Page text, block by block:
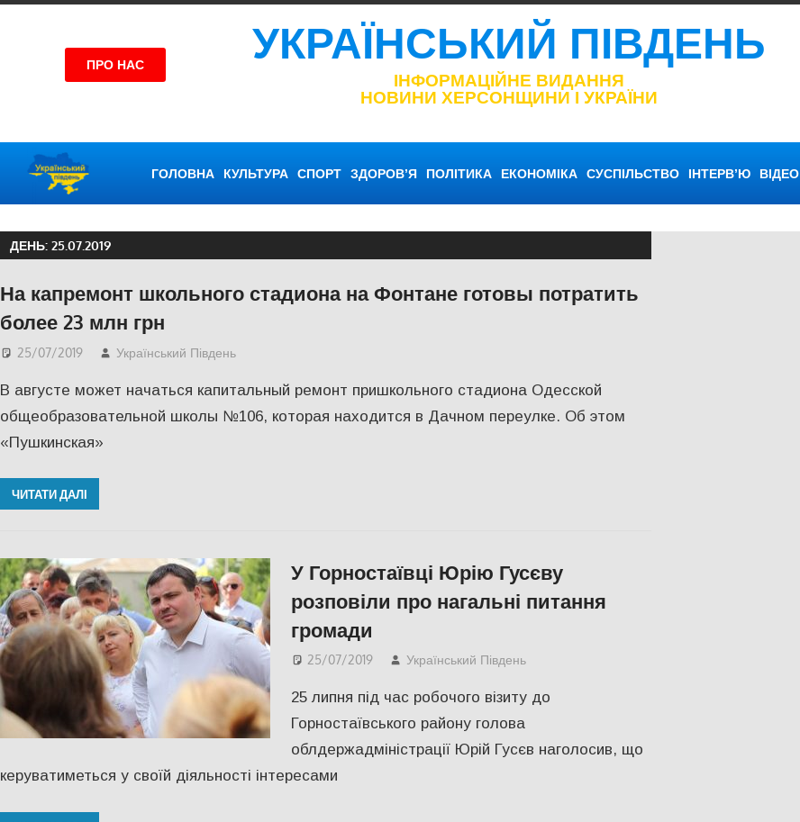
ПРО НАС УКРАЇНСЬКИЙ ПІВДЕНЬ
ІНФОРМАЦІЙНЕ ВИДАННЯ
НОВИНИ ХЕРСОНЩИНИ І УКРАЇНИ
ГОЛОВНА КУЛЬТУРА СПОРТ ЗДОРОВ’Я ПОЛІТИКА ЕКОНОМІКА СУСПІЛЬСТВО ІНТЕРВ’Ю ВІДЕО
ДЕНЬ:25.07.2019
На капремонт школьного стадиона на Фонтане готовы потратить
более 23 млн грн
25/07/2019 Український Південь
В августе может начаться капитальный ремонт пришкольного стадиона Одесской
общеобразовательной школы №106, которая находится в Дачном переулке. Об этом
«Пушкинская»
ЧИТАТИ ДАЛІ
У Горностаївці Юрію Гусєву
розповіли про нагальні питання
громади
25/07/2019 Український Південь
25 липня під час робочого візиту до
Горностаївського району голова
облдержадміністрації Юрій Гусєв наголосив, що
керуватиметься у своїй діяльності інтересами